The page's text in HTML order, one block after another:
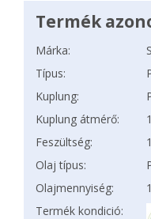
Termék
Márka:
Típus:
Kuplung:
Kuplung átmérő:
Feszültség:
Olaj típus:
Olajmennyiség:
Termék kondició: